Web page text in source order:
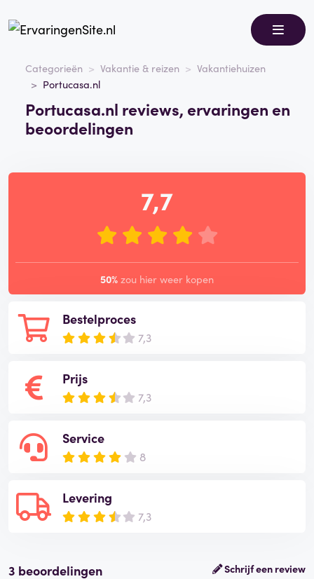
Categorieën Vakantie & reizen
Vakantiehuizen
Portucasa.nl
Portucasa.nl reviews, ervaringen en
beoordelingen
Bestelproces
7,3
Prijs
7,3
Service
8
Levering
7,3
7,7
50% zou hier weer kopen
3 beoordelingen Schrijf een review